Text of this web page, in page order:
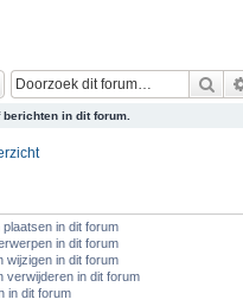
in dit forum.
in dit forum
in dit forum
wijzigen in dit forum
verwijderen in dit forum
in dit forum